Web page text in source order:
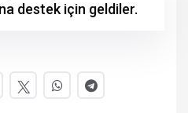
destek için geldiler.